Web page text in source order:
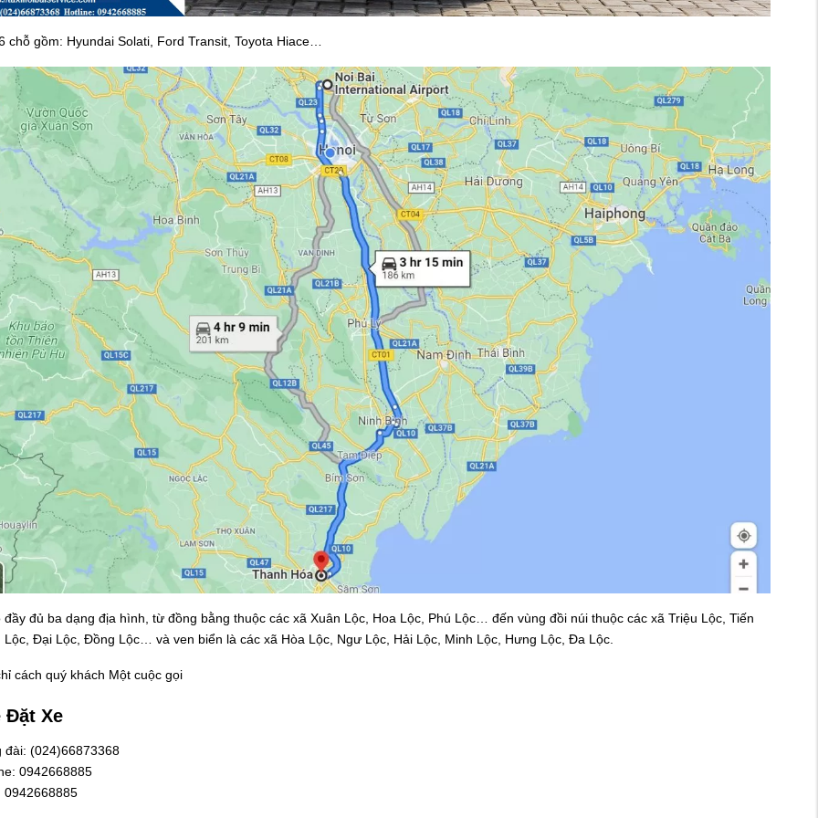
chỗ gồm: Hyundai Solati, Ford Transit, Toyota Hiace…
đầy đủ ba dạng địa hình, từ đồng bằng thuộc các xã Xuân Lộc, Hoa Lộc, Phú Lộc… đến vùng đồi núi thuộc các xã Triệu Lộc, Tiến
Lộc, Đại Lộc, Đồng Lộc… và ven biển là các xã Hòa Lộc, Ngư Lộc, Hải Lộc, Minh Lộc, Hưng Lộc, Đa Lộc.
cách quý khách Một cuộc gọi
Đặt Xe
đài: (024)66873368
0942668885
0942668885